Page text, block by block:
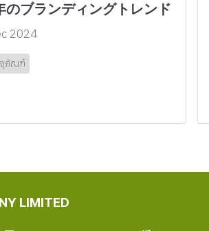
ブランディングトレンド
2024
จุภัณฑ์
LIMITED